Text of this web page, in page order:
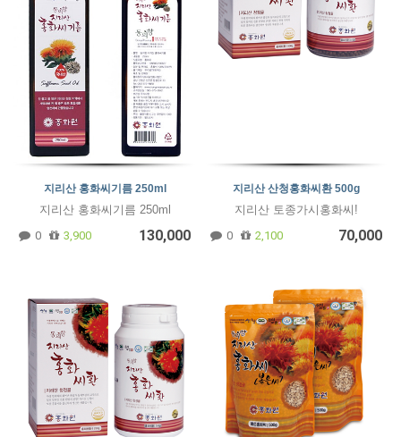
지리산 홍화씨기름 250ml
지리산 홍화씨기름 250ml
0
3,900 130,000
지리산 산청홍화씨환 500g
지리산 토종가시홍화씨!
0
2,100 70,000